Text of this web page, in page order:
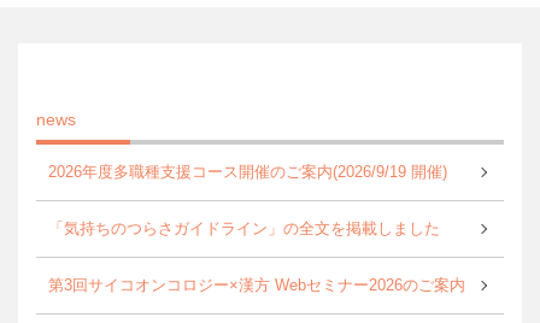
news
2026年度多職種支援コース開催のご案内(2026/9/19 開催)
「気持ちのつらさガイドライン」の全文を掲載しました
第3回サイコオンコロジー×漢方 Webセミナー2026のご案内